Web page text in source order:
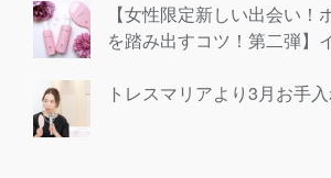
【女性限定新しい出会い！
を踏み出すコツ！第二弾】
トレスマリアより3月お手